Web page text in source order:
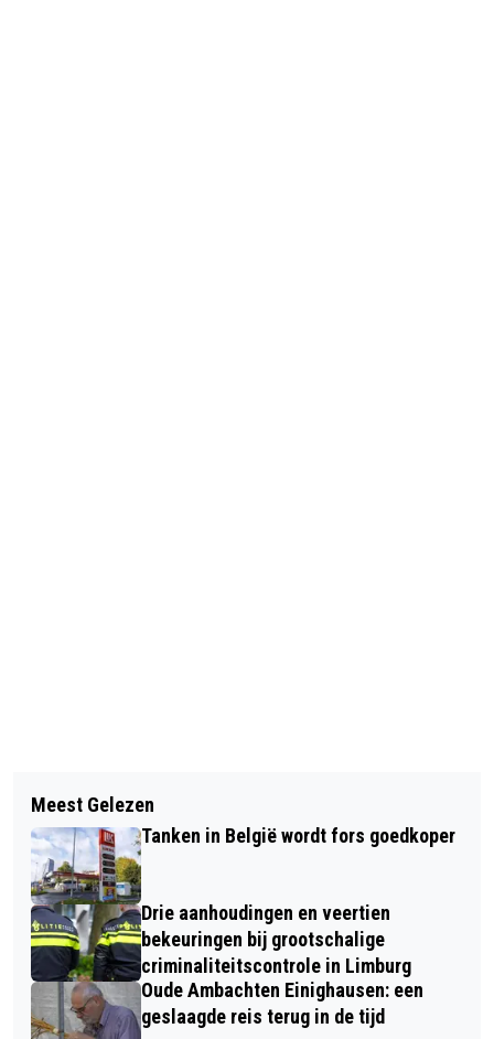
BOETE VOOR AANBIEDER ILLEGALE
GOKWEBSITES VAN RUIM 1 MILJOEN
DETAILHANDEL ZET RUIM 2 PROCENT
MEER OM IN NOVEMBER
Meest Gelezen
Tanken in België wordt fors goedkoper
Drie aanhoudingen en veertien
bekeuringen bij grootschalige
criminaliteitscontrole in Limburg
Oude Ambachten Einighausen: een
geslaagde reis terug in de tijd